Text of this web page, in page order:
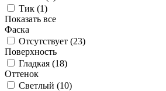
Тик (1)
Показать все
Фаска
Отсутствует (23)
Поверхность
Гладкая (18)
Оттенок
Светлый (10)